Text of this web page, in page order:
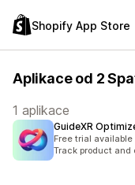
Shopify App Store
Aplikace od 2
1 aplikace
GuideXR
Free trial available
Track product and